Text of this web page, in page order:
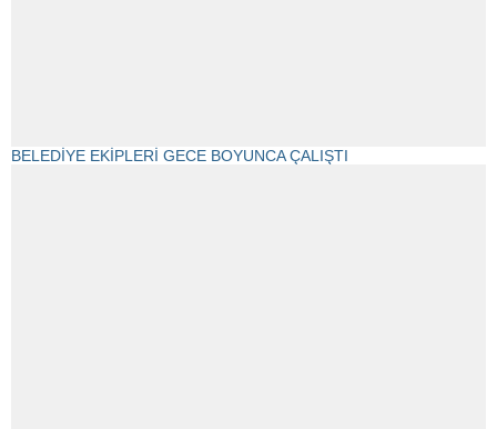
BELEDİYE EKİPLERİ GECE BOYUNCA ÇALIŞTI